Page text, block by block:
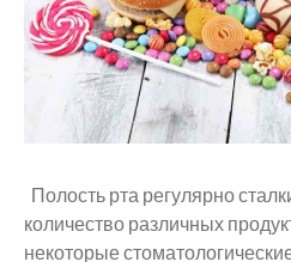
Полость рта регулярно
количество различных
некоторые